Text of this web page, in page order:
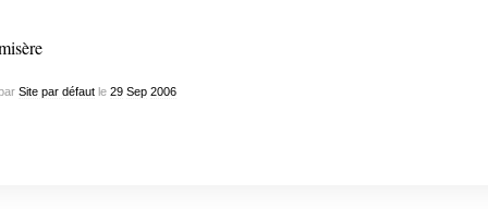
Site par défautle 29 Sep 2006